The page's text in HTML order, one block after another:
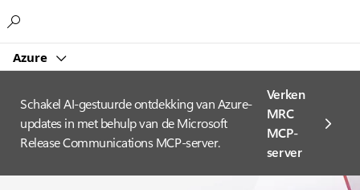
Azure
Schakel AI-gestuurde ontdekking van Azure-
updates in met behulp van de Microsoft
Release Communications MCP-server.
Verken
MRC
MCP-
server